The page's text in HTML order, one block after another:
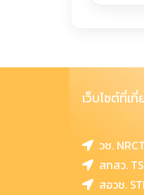
เว็บไซต์ที่เ
วช. NRCT
สทสว.
สอวช. STI